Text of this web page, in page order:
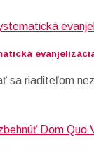
sa riaditeľom